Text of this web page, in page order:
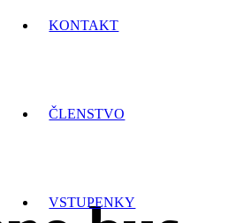
KONTAKT
ČLENSTVO
VSTUPENKY